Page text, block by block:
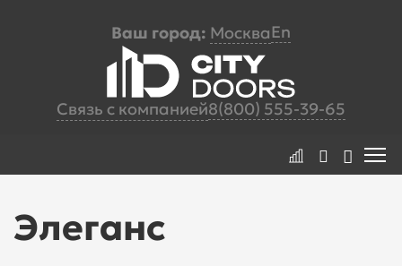
Ваш город: МоскваEn
Связь с компанией8(800) 555-39-65
Элеганс